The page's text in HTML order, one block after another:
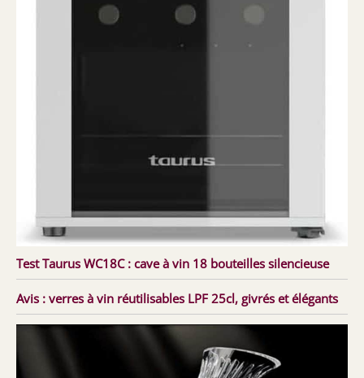
Test Taurus WC18C : cave à vin 18 bouteilles silencieuse
Avis : verres à vin réutilisables LPF 25cl, givrés et élégants